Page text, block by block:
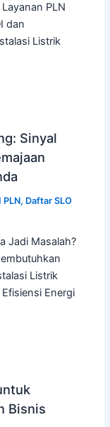
PLN
dan
Listrik
Sinyal
PLN, Daftar SLO
Jadi Masalah?
Listrik
Energi
Bisnis